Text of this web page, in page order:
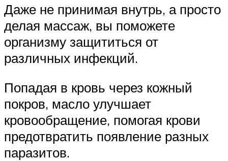
Даже не принимая внутрь, а просто
делая массаж, вы поможете
организму защититься от
различных инфекций.
Попадая в кровь через кожный
покров, масло улучшает
кровообращение, помогая крови
предотвратить появление разных
паразитов.